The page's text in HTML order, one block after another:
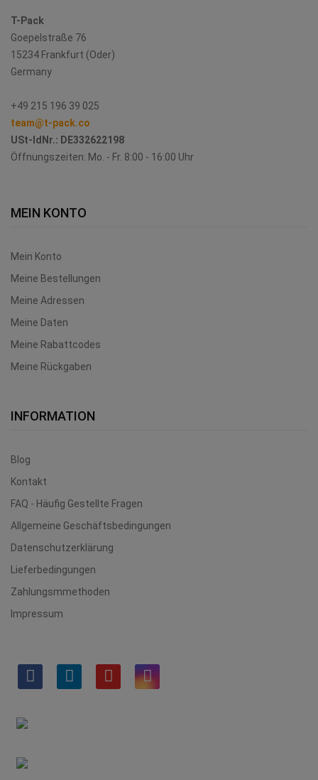
T-Pack
Goepelstraße 76
15234 Frankfurt (Oder)
Germany
+49 215 196 39 025
team@t-pack.co
USt-IdNr.: DE332622198
Öffnungszeiten: Mo. - Fr. 8:00 - 16:00 Uhr
MEIN KONTO
Mein Konto
Meine Bestellungen
Meine Adressen
Meine Daten
Meine Rabattcodes
Meine Rückgaben
INFORMATION
Blog
Kontakt
FAQ - Häufig Gestellte Fragen
Allgemeine Geschäftsbedingungen
Datenschutzerklärung
Lieferbedingungen
Zahlungsmmethoden
Impressum